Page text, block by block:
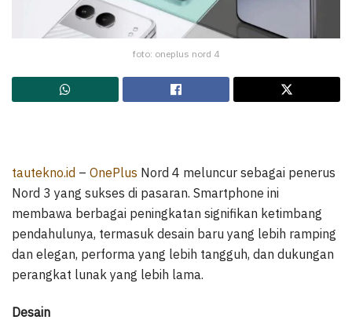
foto: oneplus nord 4
tautekno.id – OnePlus Nord 4 meluncur sebagai penerus
Nord 3 yang sukses di pasaran. Smartphone ini
membawa berbagai peningkatan signifikan ketimbang
pendahulunya, termasuk desain baru yang lebih ramping
dan elegan, performa yang lebih tangguh, dan dukungan
perangkat lunak yang lebih lama.
Desain